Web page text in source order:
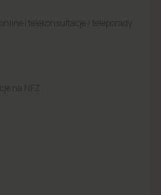
i telekonsultacje / teleporady
na NFZ